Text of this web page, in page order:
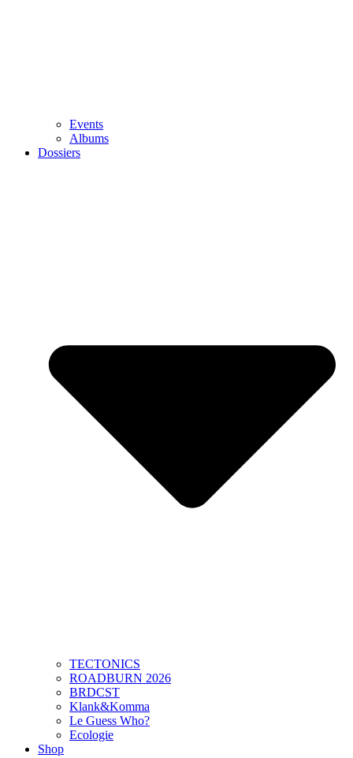
Events
Albums
Dossiers
TECTONICS
ROADBURN 2026
BRDCST
Klank&Komma
Le Guess Who?
Ecologie
Shop